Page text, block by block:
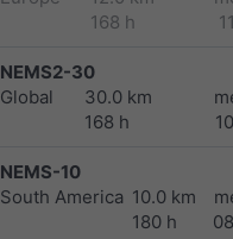
168 h
NEMS2-30
Global
30.0 km
168 h
NEMS-10
South America 10.0 km
180 h